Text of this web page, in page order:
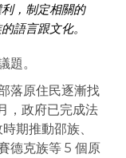
，制定相關的
語言跟文化。
題。
落原住民逐漸找
，政府已完成法
期推動邵族、
德克族等 5 個原